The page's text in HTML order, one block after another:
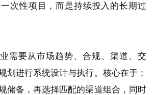
次性项目，而是持续投入的长期过
需要从市场趋势、合规、渠道、交
划进行系统设计与执行。核心在于：
储备，再选择匹配的渠道组合，同时